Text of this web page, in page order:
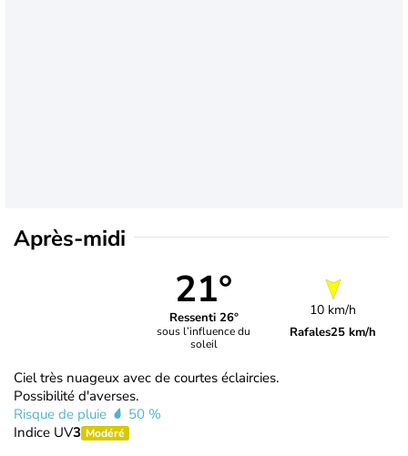
Après-midi
21°
Ressenti 26°
sous l’influence du
soleil
10 km/h
Rafales25 km/h
Ciel très nuageux avec de courtes éclaircies.
Possibilité d'averses.
Risque de pluie
50 %
Indice UV3 Modéré